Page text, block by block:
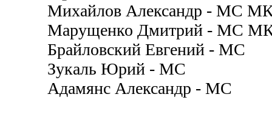
Михайлов Александр - МС
Марущенко Дмитрий - МС
Брайловский Евгений - МС
Зукаль Юрий - МС
Адамянс Александр - МС